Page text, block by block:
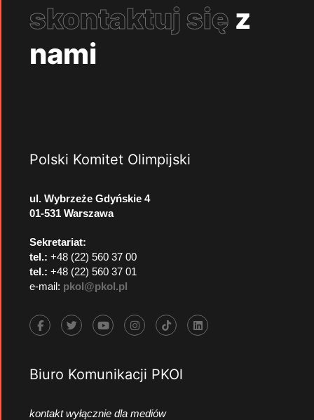
skontaktuj się z
nami
Polski Komitet Olimpijski
ul. Wybrzeże Gdyńskie 4
01-531 Warszawa
Sekretariat:
tel.: +48 (22) 560 37 00
tel.: +48 (22) 560 37 01
e-mail: pkol@pkol.pl
Biuro Komunikacji PKOl
kontakt wyłącznie dla mediów